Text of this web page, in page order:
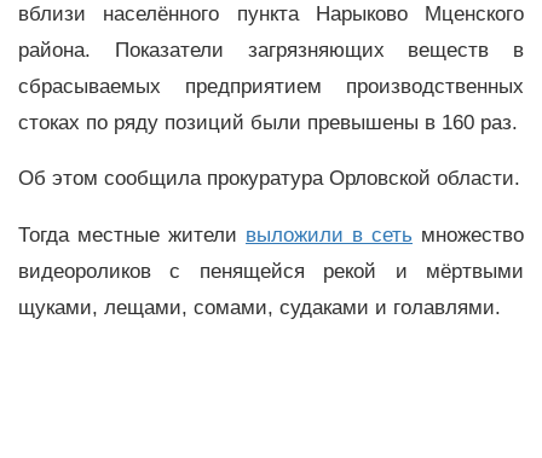
вблизи населённого пункта Нарыково Мценского
района. Показатели загрязняющих веществ в
сбрасываемых предприятием производственных
стоках по ряду позиций были превышены в 160 раз.
Об этом сообщила прокуратура Орловской области.
Тогда местные жители выложили в сеть множество
видеороликов с пенящейся рекой и мёртвыми
щуками, лещами, сомами, судаками и голавлями.